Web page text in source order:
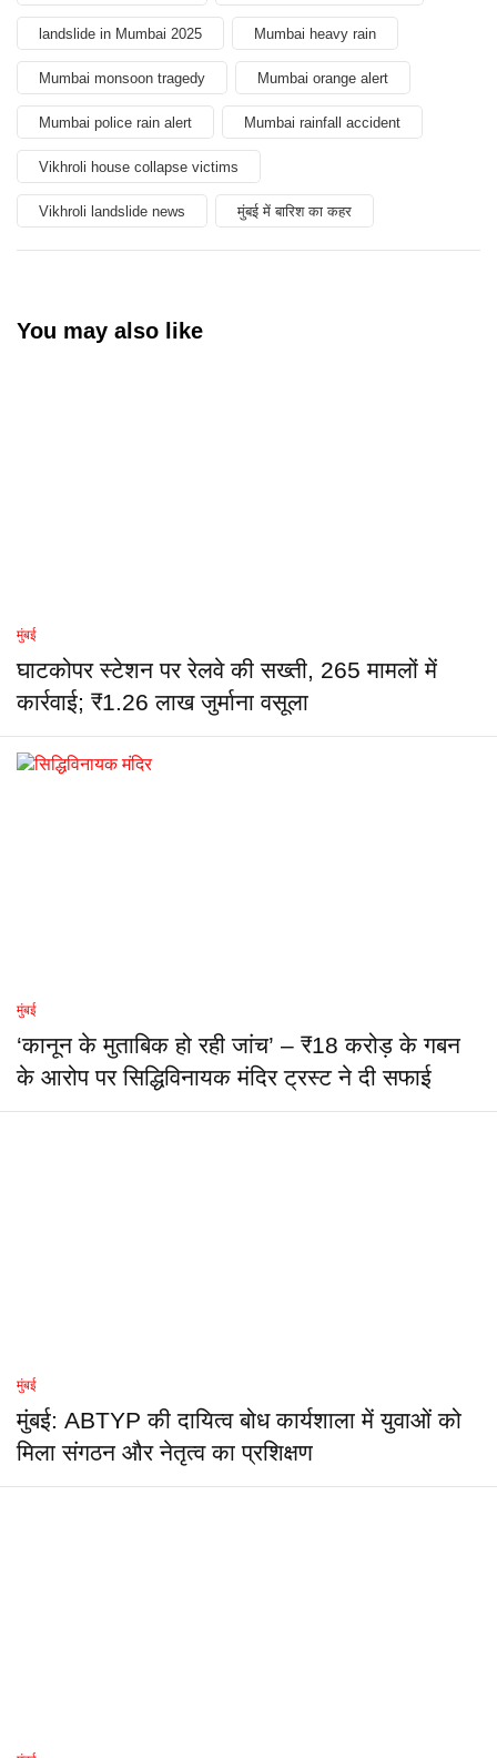
landslide in Mumbai 2025 Mumbai heavy rain
Mumbai monsoon tragedy Mumbai orange alert
Mumbai police rain alert Mumbai rainfall accident
Vikhroli house collapse victims
Vikhroli landslide news मुंबई में बारिश का कहर
You may also like
मुंबई
घाटकोपर स्टेशन पर रेलवे की सख्ती, 265 मामलों में
कार्रवाई; ₹1.26 लाख जुर्माना वसूला
मुंबई
‘कानून के मुताबिक हो रही जांच’ – ₹18 करोड़ के गबन
के आरोप पर सिद्धिविनायक मंदिर ट्रस्ट ने दी सफाई
मुंबई
मुंबई: ABTYP की दायित्व बोध कार्यशाला में युवाओं को
मिला संगठन और नेतृत्व का प्रशिक्षण